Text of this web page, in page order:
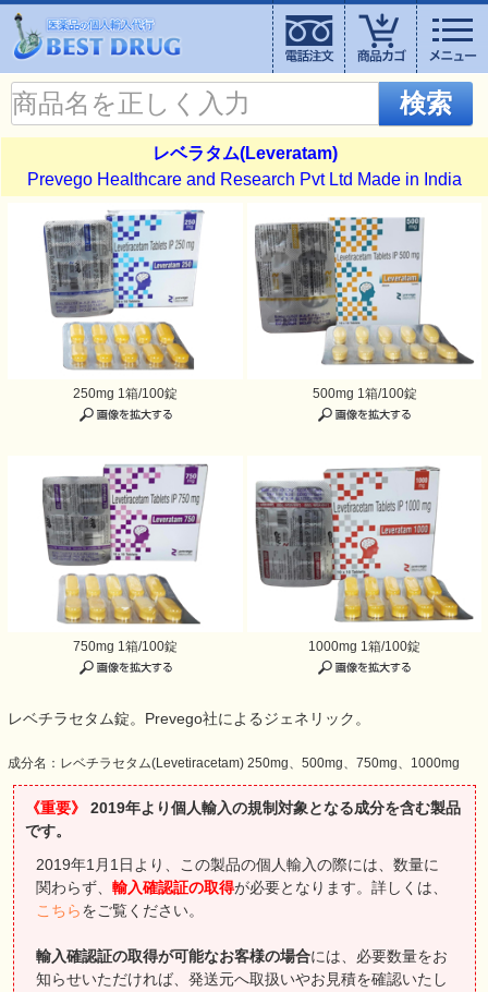
検索
レベラタム(Leveratam)
Prevego Healthcare and Research Pvt Ltd Made in India
250mg 1箱/100錠 500mg 1箱/100錠
750mg 1箱/100錠 1000mg 1箱/100錠
レベチラセタム錠。Prevego社によるジェネリック。
成分名：レベチラセタム(Levetiracetam) 250mg、500mg、750mg、1000mg
《重要》
2019年より個人輸入の規制対象となる成分を含む製品
です。
2019年1月1日より、この製品の個人輸入の際には、数量に
関わらず、 輸入確認証の取得が必要となります。詳しくは、
こちらをご覧ください。
輸入確認証の取得が可能なお客様の場合には、必要数量をお
知らせいただければ、発送元へ取扱いやお見積を確認いたし